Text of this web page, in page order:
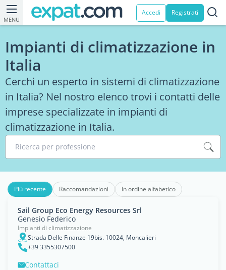
MENU
Accedi Registrati
Impianti di climatizzazione in
Italia
Cerchi un esperto in sistemi di climatizzazione
in Italia? Nel nostro elenco trovi i contatti delle
imprese specializzate in impianti di
climatizzazione in Italia.
Ricerca per professione
Più recente Raccomandazioni In ordine alfabetico
Sail Group Eco Energy Resources Srl
Genesio Federico
Impianti di climatizzazione
Strada Delle Finanze 19bis. 10024, Moncalieri
+39 3355307500
Contattaci